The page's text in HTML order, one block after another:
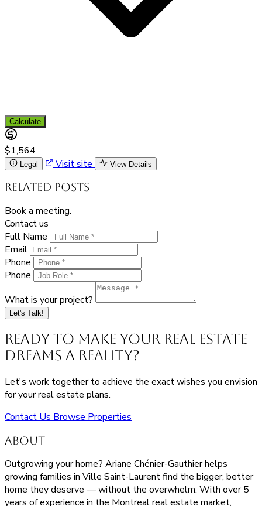
Calculate
$1,564
Legal Visit site View Details
Related Posts
Book a meeting.
Contact us
Full Name
Email
Phone
Phone
What is your project?
Let's Talk!
Ready to Make Your Real Estate
Dreams a Reality?
Let's work together to achieve the exact wishes you envision
for your real estate plans.
Contact Us Browse Properties
About
Outgrowing your home? Ariane Chénier-Gauthier helps
growing families in Ville Saint-Laurent find the bigger, better
home they deserve — without the overwhelm. With over 5
years of experience in the Montreal real estate market,